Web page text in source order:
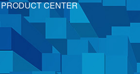
PRODUCT CENTER